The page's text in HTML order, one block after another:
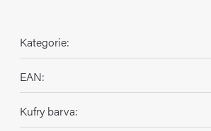
Kategorie:
EAN:
Kufry barva: